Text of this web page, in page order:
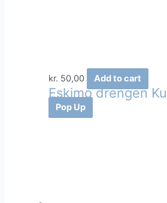
kr. 50,00 Add to cart
Eskimo drengen
Pop Up